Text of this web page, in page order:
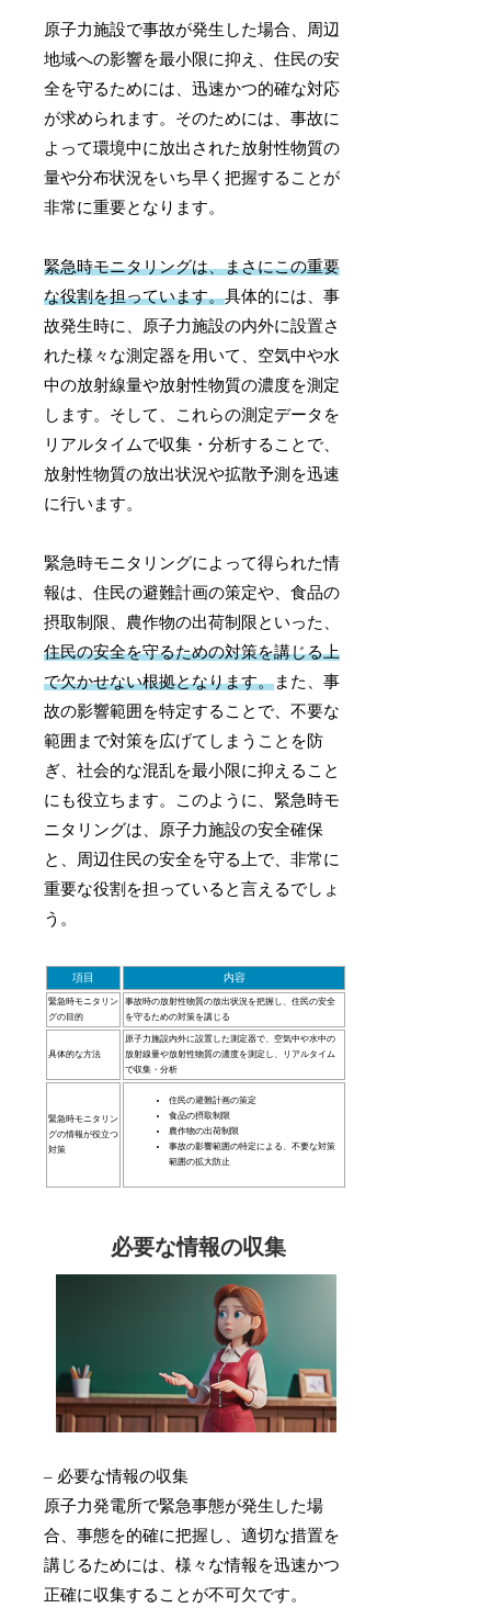
原子力施設で事故が発生した場合、周辺
地域への影響を最小限に抑え、住民の安
全を守るためには、迅速かつ的確な対応
が求められます。そのためには、事故に
よって環境中に放出された放射性物質の
量や分布状況をいち早く把握することが
非常に重要となります。
緊急時モニタリングは、まさにこの重要
な役割を担っています。具体的には、事
故発生時に、原子力施設の内外に設置さ
れた様々な測定器を用いて、空気中や水
中の放射線量や放射性物質の濃度を測定
します。そして、これらの測定データを
リアルタイムで収集・分析することで、
放射性物質の放出状況や拡散予測を迅速
に行います。
緊急時モニタリングによって得られた情
報は、住民の避難計画の策定や、食品の
摂取制限、農作物の出荷制限といった、
住民の安全を守るための対策を講じる上
で欠かせない根拠となります。また、事
故の影響範囲を特定することで、不要な
範囲まで対策を広げてしまうことを防
ぎ、社会的な混乱を最小限に抑えること
にも役立ちます。このように、緊急時モ
ニタリングは、原子力施設の安全確保
と、周辺住民の安全を守る上で、非常に
重要な役割を担っていると言えるでしょ
う。
項目 内容
緊急時モニタリン
グの目的
事故時の放射性物質の放出状況を把握し、住民の安全
を守るための対策を講じる
具体的な方法
原子力施設内外に設置した測定器で、空気中や水中の
放射線量や放射性物質の濃度を測定し、リアルタイム
で収集・分析
緊急時モニタリン
グの情報が役立つ
対策
住民の避難計画の策定
食品の摂取制限
農作物の出荷制限
事故の影響範囲の特定による、不要な対策
範囲の拡大防止
必要な情報の収集
– 必要な情報の収集
原子力発電所で緊急事態が発生した場
合、事態を的確に把握し、適切な措置を
講じるためには、様々な情報を迅速かつ
正確に収集することが不可欠です。